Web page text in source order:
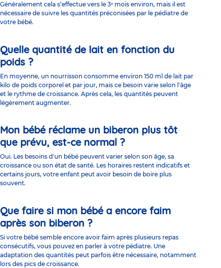
Généralement cela s’effectue vers le 3ᵉ mois environ, mais il est
nécessaire de suivre les quantités préconisées par le pédiatre de
votre bébé.
Quelle quantité de lait en fonction du
poids ?
En moyenne, un nourrisson consomme environ 150 ml de lait par
kilo de poids corporel et par jour, mais ce besoin varie selon l'âge
et le rythme de croissance. Après cela, les quantités peuvent
légèrement augmenter.
Mon bébé réclame un biberon plus tôt
que prévu, est-ce normal ?
Oui. Les besoins d'un bébé peuvent varier selon son âge, sa
croissance ou son état de santé. Les horaires restent indicatifs et
certains jours, votre enfant peut avoir besoin de boire plus
souvent.
Que faire si mon bébé a encore faim
après son biberon ?
Si votre bébé semble encore avoir faim après plusieurs repas
consécutifs, vous pouvez en parler à votre pédiatre. Une
adaptation des quantités peut parfois être nécessaire, notamment
lors des pics de croissance.